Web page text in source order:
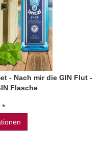
- Nach mir die GIN Flut -
Flasche
*